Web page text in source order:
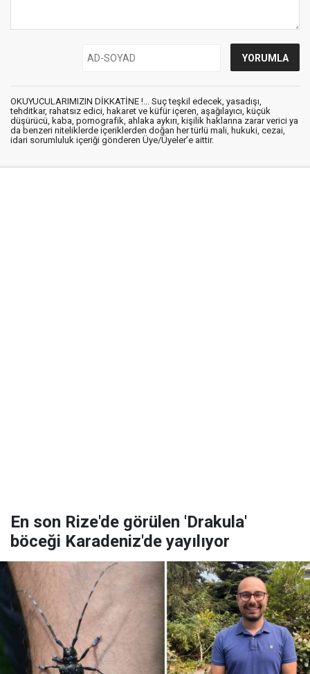
OKUYUCULARIMIZIN DİKKATİNE !... Suç teşkil edecek, yasadışı,
tehditkar, rahatsız edici, hakaret ve küfür içeren, aşağılayıcı, küçük
düşürücü, kaba, pornografik, ahlaka aykırı, kişilik haklarına zarar verici ya
da benzeri niteliklerde içeriklerden doğan her türlü mali, hukuki, cezai,
idari sorumluluk içeriği gönderen Üye/Üyeler’e aittir.
En son Rize'de görülen 'Drakula'
böceği Karadeniz'de yayılıyor